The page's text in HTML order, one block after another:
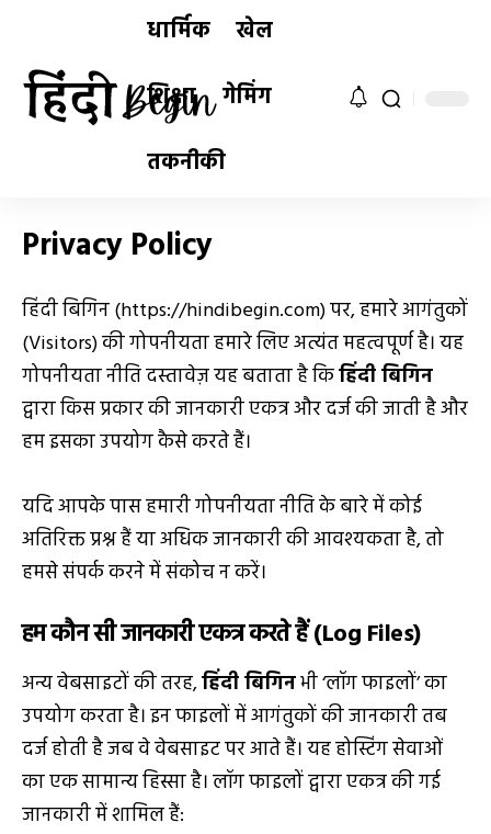
धार्मिक
खेल
शिक्षा
गेमिंग
तकनीकी
Privacy Policy
हिंदी बिगिन (https://hindibegin.com) पर, हमारे आगंतुकों
(Visitors) की गोपनीयता हमारे लिए अत्यंत महत्वपूर्ण है। यह
गोपनीयता नीति दस्तावेज़ यह बताता है किहिंदी बिगिन
द्वारा किस प्रकार की जानकारी एकत्र और दर्ज की जाती है और
हम इसका उपयोग कैसे करते हैं।
यदि आपके पास हमारी गोपनीयता नीति के बारे में कोई
अतिरिक्त प्रश्न हैं या अधिक जानकारी की आवश्यकता है, तो
हमसे संपर्क करने में संकोच न करें।
हम कौन सी जानकारी एकत्र करते हैं (Log Files)
अन्य वेबसाइटों की तरह,हिंदी बिगिनभी ‘लॉग फाइलों’ का
उपयोग करता है। इन फाइलों में आगंतुकों की जानकारी तब
दर्ज होती है जब वे वेबसाइट पर आते हैं। यह होस्टिंग सेवाओं
का एक सामान्य हिस्सा है। लॉग फाइलों द्वारा एकत्र की गई
जानकारी में शामिल हैं: